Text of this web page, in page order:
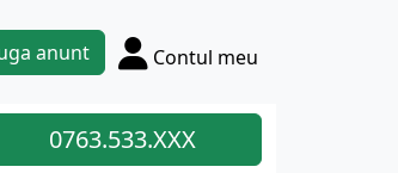
anunt Contul meu
0763.533.XXX